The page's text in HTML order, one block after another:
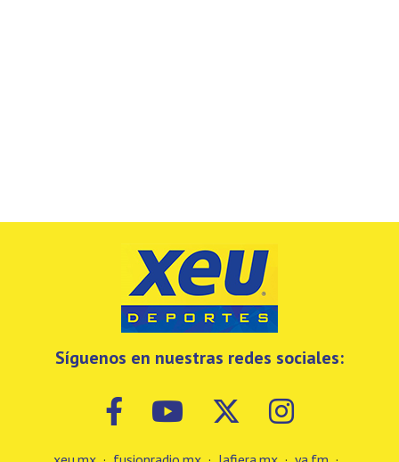
Síguenos en nuestras redes sociales: